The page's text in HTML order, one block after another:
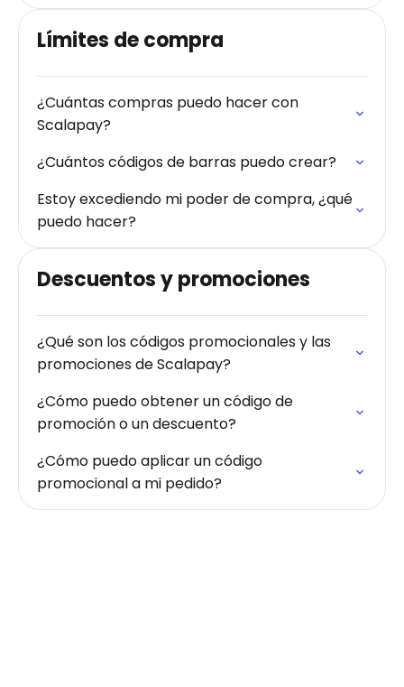
Límites de compra
¿Cuántas compras puedo hacer con
Scalapay?
¿Cuántos códigos de barras puedo crear?
Estoy excediendo mi poder de compra, ¿qué
puedo hacer?
Descuentos y promociones
¿Qué son los códigos promocionales y las
promociones de Scalapay?
¿Cómo puedo obtener un código de
promoción o un descuento?
¿Cómo puedo aplicar un código
promocional a mi pedido?